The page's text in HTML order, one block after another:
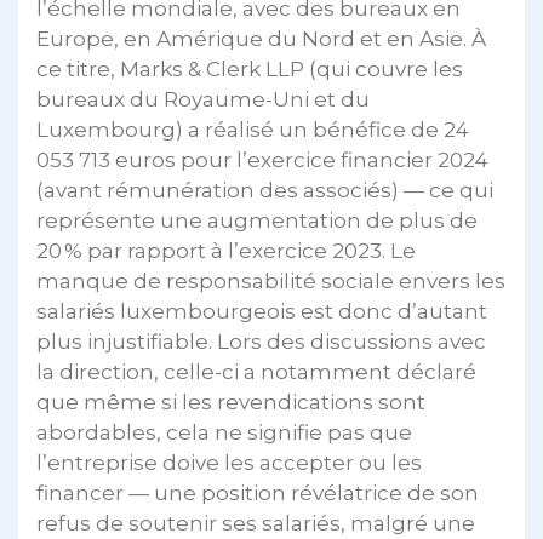
l’échelle mondiale, avec des bureaux en
Europe, en Amérique du Nord et en Asie. À
ce titre, Marks & Clerk LLP (qui couvre les
bureaux du Royaume-Uni et du
Luxembourg) a réalisé un bénéfice de 24
053 713 euros pour l’exercice financier 2024
(avant rémunération des associés) — ce qui
représente une augmentation de plus de
20 % par rapport à l’exercice 2023. Le
manque de responsabilité sociale envers les
salariés luxembourgeois est donc d’autant
plus injustifiable. Lors des discussions avec
la direction, celle-ci a notamment déclaré
que même si les revendications sont
abordables, cela ne signifie pas que
l’entreprise doive les accepter ou les
financer — une position révélatrice de son
refus de soutenir ses salariés, malgré une